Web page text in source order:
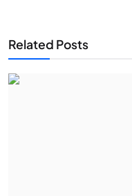
Related Posts